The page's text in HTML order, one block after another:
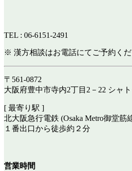
TEL : 06-6151-2491
※ 漢方相談はお電話にてご予約くだ
〒561-0872
大阪府豊中市寺内2丁目2－22 シャ
[ 最寄り駅 ]
北大阪急行電鉄 (Osaka Metro御堂筋
１番出口から徒歩約２分
営業時間